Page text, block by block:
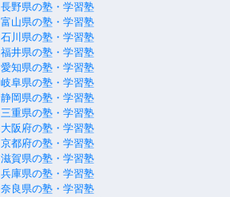
長野県の塾・学習塾
富山県の塾・学習塾
石川県の塾・学習塾
福井県の塾・学習塾
愛知県の塾・学習塾
岐阜県の塾・学習塾
静岡県の塾・学習塾
三重県の塾・学習塾
大阪府の塾・学習塾
京都府の塾・学習塾
滋賀県の塾・学習塾
兵庫県の塾・学習塾
奈良県の塾・学習塾